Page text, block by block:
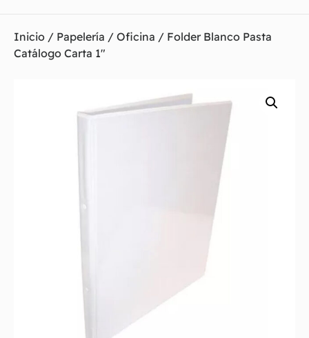
Inicio / Papelería / Oficina / Folder Blanco Pasta
Catálogo Carta 1″